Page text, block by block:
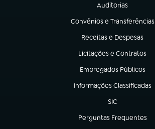
Auditorias
(abre em nova aba)
Convênios e Transferências
(abre em nova aba)
Receitas e Despesas
(abre em nova aba)
Licitações e Contratos
(abre em nova aba)
Empregados Públicos
(abre em nova aba)
Informações Classificadas
(abre em nova aba)
SIC
(abre em nova
Perguntas Frequentes
(abre em nova aba)